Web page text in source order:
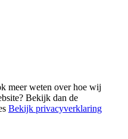
meer weten over hoe wij
Bekijk dan de
Bekijk privacyverklaring